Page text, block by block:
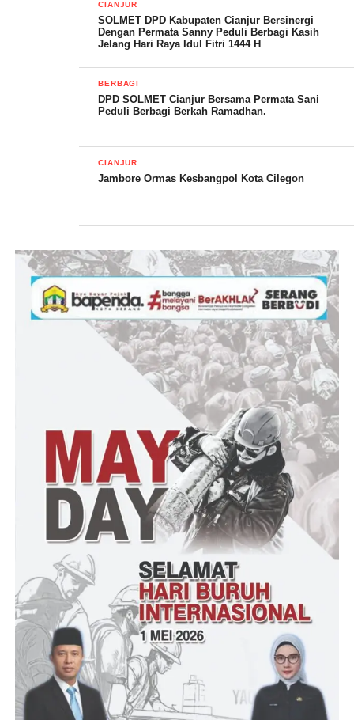
Ambulance , dari Komunitas Relawan dan bekerjasama dengan
berbagai pihak.Dan tidak sedikit relawan yang berdomisili di
Cianjur yang turut menjadi korban termasuk dari Anggota dan
bahu membahu menolong para korban lainnya,tuturnya.
Lebih lanjut Silfestwe menyampaikan ,kita terus akan
membantu,sebagian Relawan bahkan akan tinggal di Cianjur
dari sekarang, sampai Acara Silahturahmi Nasional Nusantara
Bersatu berlangsung Sabtu 26 November 2022 hingga selesai
acara bahkan sampai tanggap darurat gempa dinyatakan
selesai.Doa bersama Untuk Cianjur direncanakan dipimpin oleh
Habib Lutfi Bin Yahya dan Pengumpulan Donasi akan dibuka
untuk seluruh peserta hingga Presiden Jokowi dan juga
masyarakat umum. Dan kami juga memberikan Apresiasi kepada
semua pihak yang sudah turun membantu sejak awal terjadinya
Gempa Bumi di Cianjur terlebih kepada Presiden Jokowi yang
cepat merespon dan telah terjun langsung kemarin mengunjungi
para korban bencana dan berjanji akan membangun kembali
semua bangunan baik rumah,kantor maupun fasilitas umum
secepatnya “tandasnya.
“Silfester Matutina yang juga Penanggungjawab Deklarasi Setia
Tegak Lurus Jokowi”
Suprani/RG
CIANJUR
SOLMET DPD Kabupaten Cianjur Bersinergi
Dengan Permata Sanny Peduli Berbagi Kasih
Jelang Hari Raya Idul Fitri 1444 H
BERBAGI
DPD SOLMET Cianjur Bersama Permata Sani
Peduli Berbagi Berkah Ramadhan.
CIANJUR
Jambore Ormas Kesbangpol Kota Cilegon